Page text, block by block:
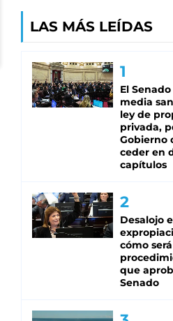
LAS MÁS LEÍDAS
El
media
ley de
privada,
Gobierno
ceder en
capítulos
Desalojo
cómo
que
Senado